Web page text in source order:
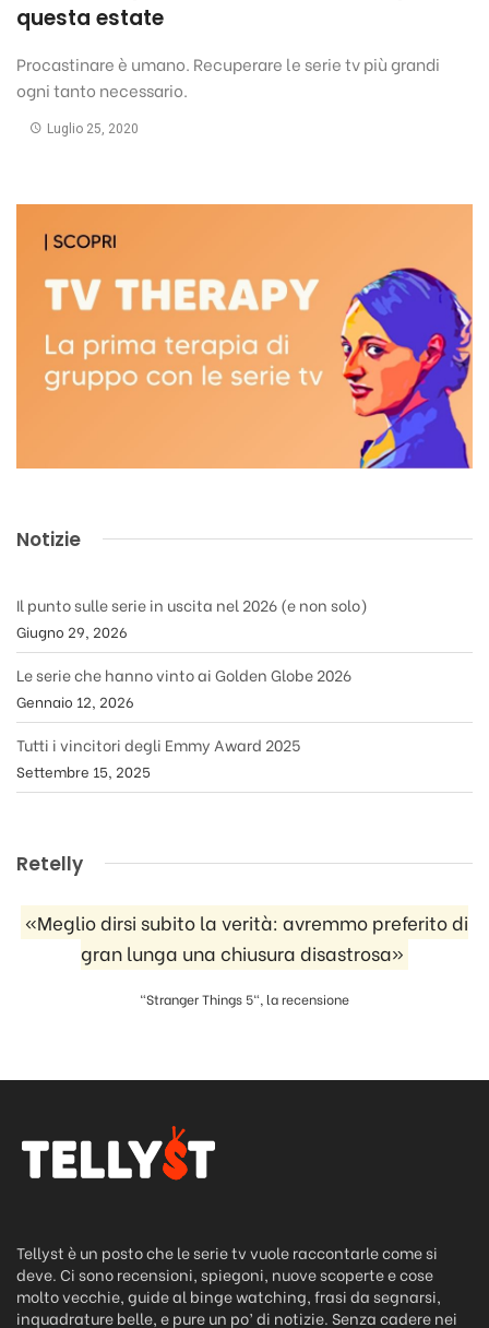
questa estate
Procastinare è umano. Recuperare le serie tv più grandi
ogni tanto necessario.
Luglio 25, 2020
Notizie
Il punto sulle serie in uscita nel 2026 (e non solo)
Giugno 29, 2026
Le serie che hanno vinto ai Golden Globe 2026
Gennaio 12, 2026
Tutti i vincitori degli Emmy Award 2025
Settembre 15, 2025
Retelly
«Meglio dirsi subito la verità: avremmo preferito di
gran lunga una chiusura disastrosa»
"Stranger Things 5", la recensione
Tellyst è un posto che le serie tv vuole raccontarle come si
deve. Ci sono recensioni, spiegoni, nuove scoperte e cose
molto vecchie, guide al binge watching, frasi da segnarsi,
inquadrature belle, e pure un po’ di notizie. Senza cadere nei